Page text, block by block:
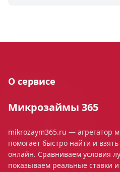
О сервисе
Микрозаймы 365
mikrozaym365.ru — агрегатор
помогает быстро найти и
онлайн. Сравниваем условия
показываем реальные ставки